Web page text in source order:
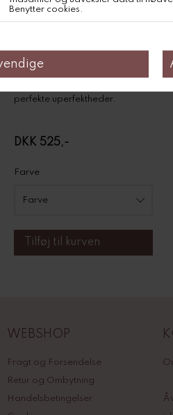
Produktet er 100% økologisk og
Farver der starter med 'pure'
brug af farvestoffer. Helt igennem
perfekte uperfektheder.
DKK 525,-
Farve
WEBSHOP
Fragt og Forsendelse
Retur og Ombytning
Handelsbetingelser